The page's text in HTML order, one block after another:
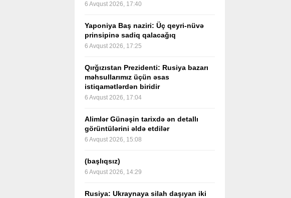
6 Avqust 2026, 17:40
Yaponiya Baş naziri: Üç qeyri-nüvə
prinsipinə sadiq qalacağıq
6 Avqust 2026, 17:25
Qırğızıstan Prezidenti: Rusiya bazarı
məhsullarımız üçün əsas
istiqamətlərdən biridir
6 Avqust 2026, 17:04
Alimlər Günəşin tarixdə ən detallı
görüntülərini əldə etdilər
6 Avqust 2026, 15:08
(başlıqsız)
6 Avqust 2026, 14:29
Rusiya: Ukraynaya silah daşıyan iki